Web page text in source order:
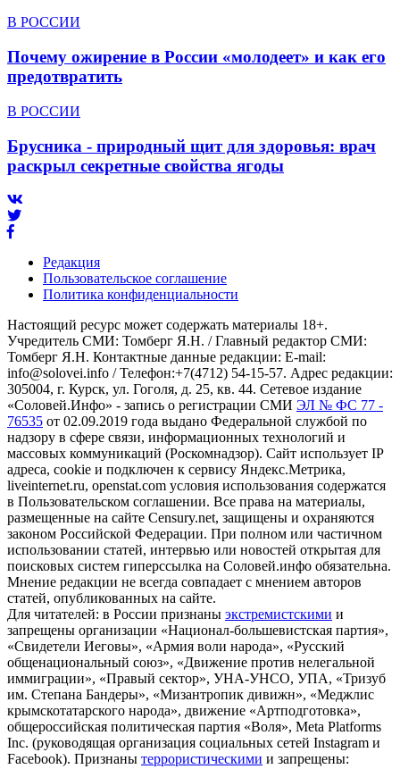
В РОССИИ
Почему ожирение в России «молодеет» и как его
предотвратить
В РОССИИ
Брусника - природный щит для здоровья: врач
раскрыл секретные свойства ягоды
Редакция
Пользовательское соглашение
Политика конфиденциальности
Настоящий ресурс может содержать материалы 18+.
Учредитель СМИ: Томберг Я.Н. / Главный редактор СМИ:
Томберг Я.Н. Контактные данные редакции: E-mail:
info@solovei.info / Телефон:+7(4712) 54-15-57. Адрес редакции:
305004, г. Курск, ул. Гоголя, д. 25, кв. 44. Сетевое издание
«Соловей.Инфо» - запись о регистрации СМИ ЭЛ № ФС 77 -
76535 от 02.09.2019 года выдано Федеральной службой по
надзору в сфере связи, информационных технологий и
массовых коммуникаций (Роскомнадзор). Сайт использует IP
адреса, cookie и подключен к сервису Яндекс.Метрика,
liveinternet.ru, openstat.com условия использования содержатся
в Пользовательском соглашении. Все права на материалы,
размещенные на сайте Censury.net, защищены и охраняются
законом Российской Федерации. При полном или частичном
использовании статей, интервью или новостей открытая для
поисковых систем гиперссылка на Соловей.инфо обязательна.
Мнение редакции не всегда совпадает с мнением авторов
статей, опубликованных на сайте.
Для читателей: в России признаны экстремистскими и
запрещены организации «Национал-большевистская партия»,
«Свидетели Иеговы», «Армия воли народа», «Русский
общенациональный союз», «Движение против нелегальной
иммиграции», «Правый сектор», УНА-УНСО, УПА, «Тризуб
им. Степана Бандеры», «Мизантропик дивижн», «Меджлис
крымскотатарского народа», движение «Артподготовка»,
общероссийская политическая партия «Воля», Meta Platforms
Inc. (руководящая организация социальных сетей Instagram и
Facebook). Признаны террористическими и запрещены: